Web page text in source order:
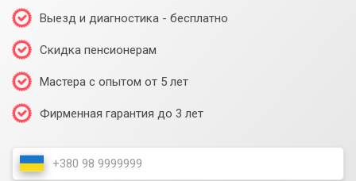
Выезд и диагностика - бесплатно
Скидка пенсионерам
Мастера с опытом от 5 лет
Фирменная гарантия до 3 лет